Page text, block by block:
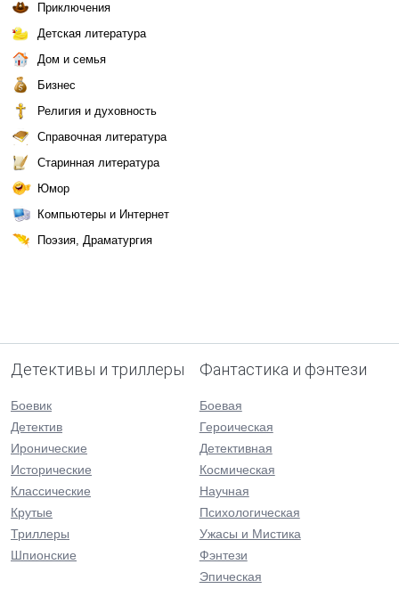
Приключения
Детская литература
Дом и семья
Бизнес
Религия и духовность
Справочная литература
Старинная литература
Юмор
Компьютеры и Интернет
Поэзия, Драматургия
Детективы и триллеры
Боевик
Детектив
Иронические
Исторические
Классические
Крутые
Триллеры
Шпионские
Фантастика и фэнтези
Боевая
Героическая
Детективная
Космическая
Научная
Психологическая
Ужасы и Мистика
Фэнтези
Эпическая